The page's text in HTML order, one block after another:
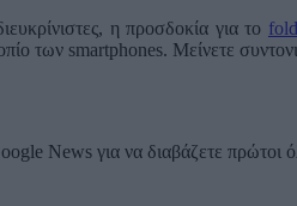
η προσδοκία για το
των smartphones. Μείνετε
News για να διαβάζετε πρώτοι